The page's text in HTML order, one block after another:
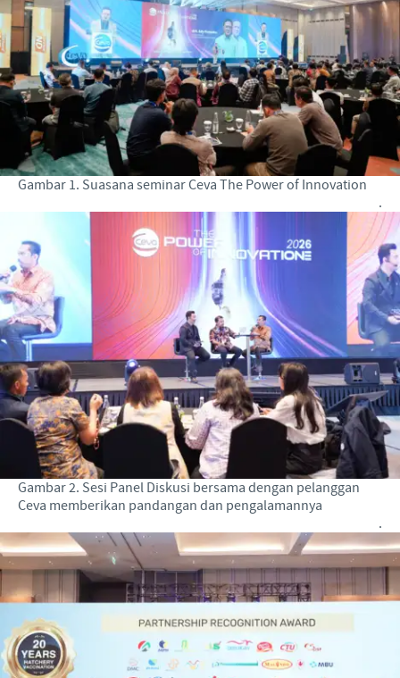
Gambar 1. Suasana seminar Ceva The Power of Innovation
.
Gambar 2. Sesi Panel Diskusi bersama dengan pelanggan
Ceva memberikan pandangan dan pengalamannya
.